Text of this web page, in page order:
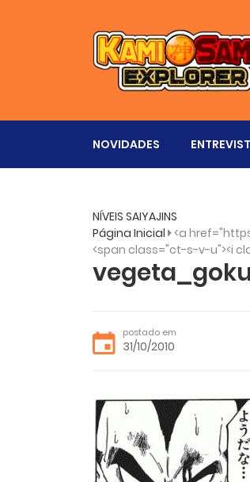
NOVIDADES
NÍVEIS SAIYAJINS
Página Inicial <a
<span class="ct-s-v-u"><i
postado em
31/10/2010